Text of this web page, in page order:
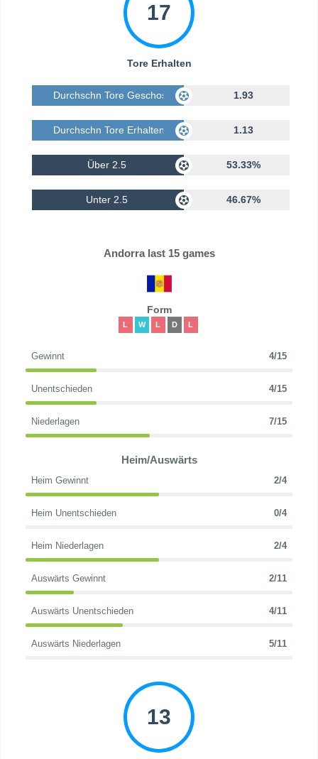
17
Tore Erhalten
Durchschn Tore Geschossen 1.93
Durchschn Tore Erhalten 1.13
Über 2.5 53.33%
Unter 2.5 46.67%
Andorra last 15 games
Form
L W L D L
Gewinnt 4/15
Unentschieden 4/15
Niederlagen 7/15
Heim/Auswärts
Heim Gewinnt 2/4
Heim Unentschieden 0/4
Heim Niederlagen 2/4
Auswärts Gewinnt 2/11
Auswärts Unentschieden 4/11
Auswärts Niederlagen 5/11
13